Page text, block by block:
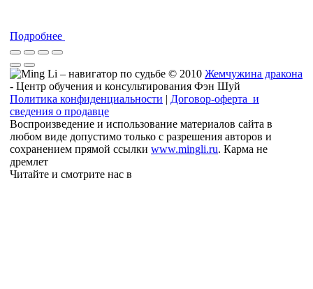
Подробнее
© 2010 Жемчужина дракона
- Центр обучения и консультирования Фэн Шуй
Политика конфиденциальности | Договор-оферта и
сведения о продавце
Воспроизведение и использование материалов сайта в
любом виде допустимо только с разрешения авторов и
сохранением прямой ссылки www.mingli.ru. Карма не
дремлет
Читайте и смотрите нас в